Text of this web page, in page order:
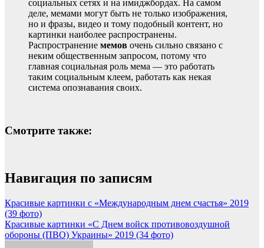
социальных сетях и на имиджбордах. На самом
деле, мемами могут быть не только изображения,
но и фразы, видео и тому подобный контент, но
картинки наиболее распространены.
Распространение мемов очень сильно связано с
неким общественным запросом, потому что
главная социальная роль мема — это работать
таким социальным клеем, работать как некая
система опознавания своих.
Смотрите также:
Навигация по записям
Красивые картинки с «Международным днем счастья» 2019
(39 фото)
Красивые картинки «С Днем войск противовоздушной
обороны (ПВО) Украины» 2019 (34 фото)